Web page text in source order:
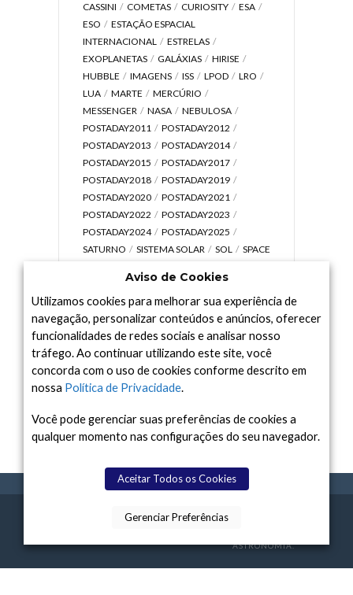
CASSINI
COMETAS CURIOSITY
ESA
ESO
ESTAÇÃO ESPACIAL
INTERNACIONAL
ESTRELAS
EXOPLANETAS
GALÁXIAS
HIRISE
HUBBLE
IMAGENS ISS LPOD
LRO
LUA
MARTE
MERCÚRIO
MESSENGER
NASA
NEBULOSA
POSTADAY2011
POSTADAY2012
POSTADAY2013
POSTADAY2014
POSTADAY2015
POSTADAY2017
POSTADAY2018
POSTADAY2019
POSTADAY2020
POSTADAY2021
POSTADAY2022
POSTADAY2023
POSTADAY2024
POSTADAY2025
SATURNO
SISTEMA SOLAR SOL
SPACE
UNIVERSO
VÍDEO
Arquivo
Arquivo
TERMOS CONTATO SPACE TODAY
ASTRONOMIA.
Aviso de Cookies
Utilizamos cookies para melhorar sua experiência de
navegação, personalizar conteúdos e anúncios, oferecer
funcionalidades de redes sociais e analisar nosso
tráfego. Ao continuar utilizando este site, você
concorda com o uso de cookies conforme descrito em
nossa Política de Privacidade.
Você pode gerenciar suas preferências de cookies a
qualquer momento nas configurações do seu navegador.
Aceitar Todos os Cookies
Gerenciar Preferências